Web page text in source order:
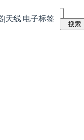
|天线|电子标签